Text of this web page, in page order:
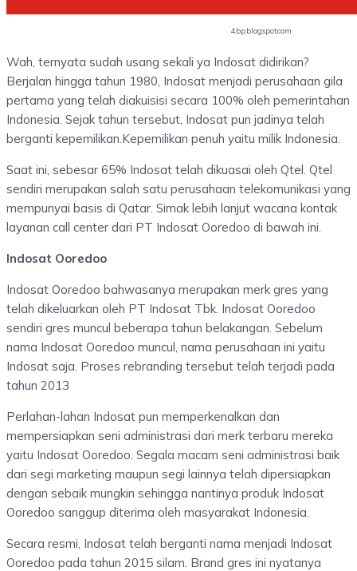
4.bp.blogspot.com
Wah, ternyata sudah usang sekali ya Indosat didirikan?
Berjalan hingga tahun 1980, Indosat menjadi perusahaan gila
pertama yang telah diakuisisi secara 100% oleh pemerintahan
Indonesia. Sejak tahun tersebut, Indosat pun jadinya telah
berganti kepemilikan.Kepemilikan penuh yaitu milik Indonesia.
Saat ini, sebesar 65% Indosat telah dikuasai oleh Qtel. Qtel
sendiri merupakan salah satu perusahaan telekomunikasi yang
mempunyai basis di Qatar. Simak lebih lanjut wacana kontak
layanan call center dari PT Indosat Ooredoo di bawah ini.
Indosat Ooredoo
Indosat Ooredoo bahwasanya merupakan merk gres yang
telah dikeluarkan oleh PT Indosat Tbk. Indosat Ooredoo
sendiri gres muncul beberapa tahun belakangan. Sebelum
nama Indosat Ooredoo muncul, nama perusahaan ini yaitu
Indosat saja. Proses rebranding tersebut telah terjadi pada
tahun 2013
Perlahan-lahan Indosat pun memperkenalkan dan
mempersiapkan seni administrasi dari merk terbaru mereka
yaitu Indosat Ooredoo. Segala macam seni administrasi baik
dari segi marketing maupun segi lainnya telah dipersiapkan
dengan sebaik mungkin sehingga nantinya produk Indosat
Ooredoo sanggup diterima oleh masyarakat Indonesia.
Secara resmi, Indosat telah berganti nama menjadi Indosat
Ooredoo pada tahun 2015 silam. Brand gres ini nyatanya